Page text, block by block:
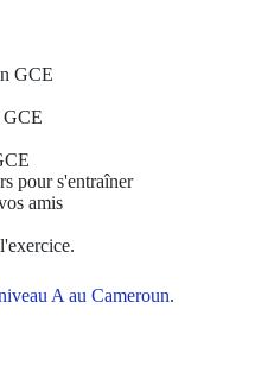
GCE
GCE
pour s'entraîner
amis
A au Cameroun.